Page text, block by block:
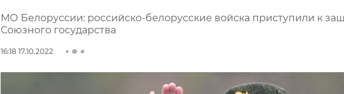
МО Белоруссии: российско-белорусские войска приступили к
Союзного государства
16:18 17.10.2022